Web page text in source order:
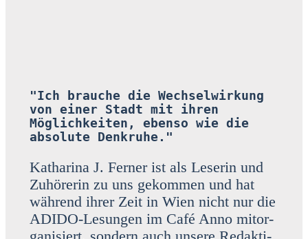
"Ich brauche die Wechselwirkung
von einer Stadt mit ihren
Möglichkeiten, ebenso wie die
absolute Denkruhe."
Katha­ri­na J. Fer­ner ist als Lese­rin und
Zuhö­re­rin zu uns gekom­men und hat
wäh­rend ihrer Zeit in Wien nicht nur die
ADI­DO-Lesun­gen im Café Anno mit­or­